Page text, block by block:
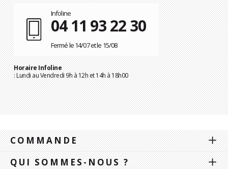
Infoline
04 11 93 22 30
Fermé le 14/07 et le 15/08
Horaire Infoline
: Lundi au Vendredi 9h à 12h et 14h à 18h00
COMMANDE
QUI SOMMES-NOUS ?